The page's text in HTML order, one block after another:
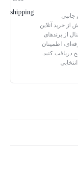
جانبی
خرید آنلاین
از برندهای
اطمینان
دریافت کنید.